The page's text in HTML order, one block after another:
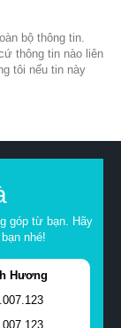
bộ thông tin.
thông tin nào liên
tôi nếu tin này
góp từ bạn. Hãy
nhé!
Hương